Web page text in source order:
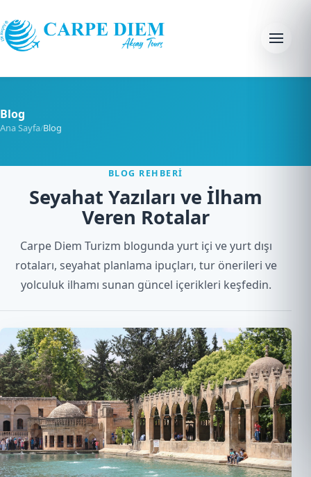
Menu
Blog
Ana Sayfa/Blog
BLOG REHBERI
Seyahat Yazıları ve İlham
Veren Rotalar
Carpe Diem Turizm blogunda yurt içi ve yurt dışı
rotaları, seyahat planlama ipuçları, tur önerileri ve
yolculuk ilhamı sunan güncel içerikleri keşfedin.